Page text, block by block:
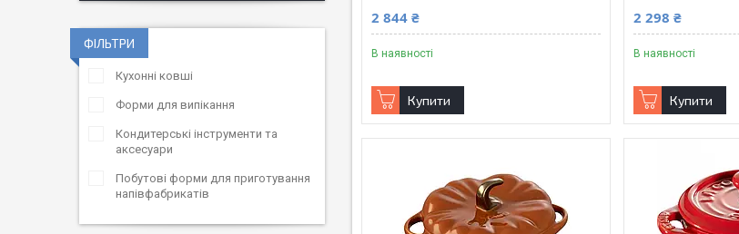
2 844 ₴
В наявності
Купити
2 298 ₴
В наявності
Купити
ФІЛЬТРИ
Кухонні ковші
Форми для випікання
Кондитерські інструменти та
аксесуари
Побутові форми для приготування
напівфабрикатів